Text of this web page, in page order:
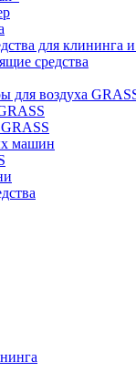
для клининга
средства
для воздуха
машин